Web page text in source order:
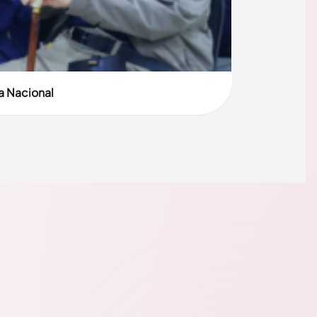
Nacional